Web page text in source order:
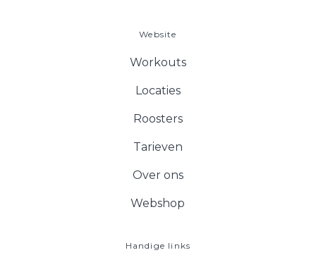
Website
Workouts
Locaties
Roosters
Tarieven
Over ons
Webshop
Handige links